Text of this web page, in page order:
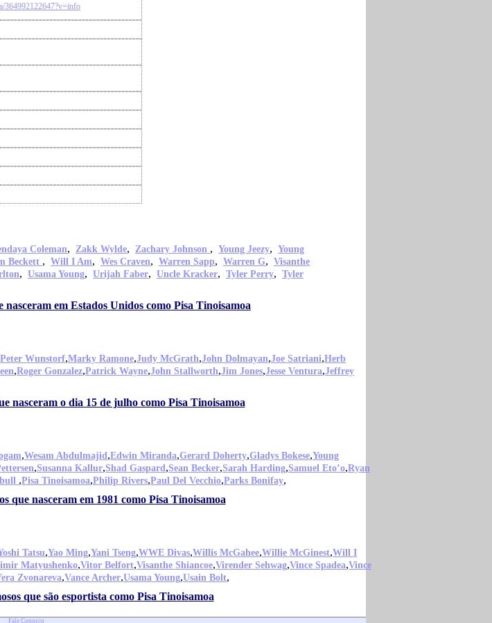
364992122647?v=info
Coleman, Zakk Wylde, Zachary Johnson , Young Jeezy, Young
Beckett , Will I Am, Wes Craven, Warren Sapp, Warren G, Visanthe
, Usama Young, Urijah Faber, Uncle Kracker, Tyler Perry, Tyler
nasceram em Estados Unidos como Pisa Tinoisamoa
Peter Wunstorf,Marky Ramone,Judy McGrath,John Dolmayan,Joe Satriani,Herb
,Roger Gonzalez,Patrick Wayne,John Stallworth,Jim Jones,Jesse Ventura,Jeffrey
nasceram o dia 15 de julho como Pisa Tinoisamoa
,Wesam Abdulmajid,Edwin Miranda,Gerard Doherty,Gladys Bokese,Young
,Susanna Kallur,Shad Gaspard,Sean Becker,Sarah Harding,Samuel Eto’o,Ryan
,Pisa Tinoisamoa,Philip Rivers,Paul Del Vecchio,Parks Bonifay,
que nasceram em 1981 como Pisa Tinoisamoa
Tatsu,Yao Ming,Yani Tseng,WWE Divas,Willis McGahee,Willie McGinest,Will I
Matyushenko,Vitor Belfort,Visanthe Shiancoe,Virender Sehwag,Vince Spadea,Vince
Zvonareva,Vance Archer,Usama Young,Usain Bolt,
que são esportista como Pisa Tinoisamoa
Fale Conosco